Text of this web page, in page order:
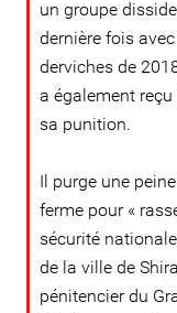
un groupe
dernière fois
derviches de
a également
sa punition.
Il purge une
ferme pour «
sécurité
de la ville de
pénitencier du